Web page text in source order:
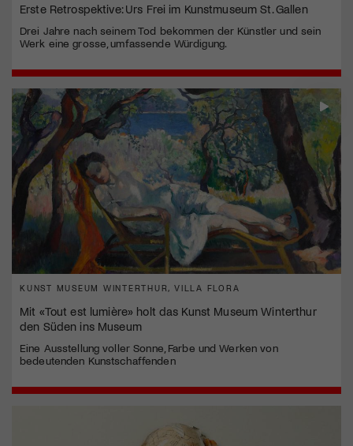
Erste Retrospektive: Urs Frei im Kunstmuseum St. Gallen
Drei Jahre nach seinem Tod bekommen der Künstler und sein
Werk eine grosse, umfassende Würdigung.
KUNST MUSEUM WINTERTHUR, VILLA FLORA
Mit «Tout est lumière» holt das Kunst Museum Winterthur
den Süden ins Museum
Eine Ausstellung voller Sonne, Farbe und Werken von
bedeutenden Kunstschaffenden